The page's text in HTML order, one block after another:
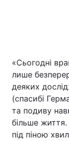
«Сьогодні
лише
деяких
(спасибі
та подиву
більше
під піною